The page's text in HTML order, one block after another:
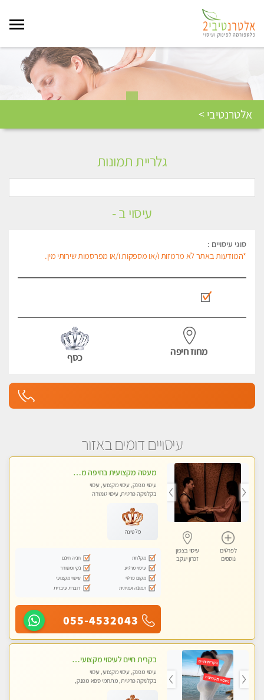
אלטרנטיבי >
עיסוי ב -
סוגי עיסויים :
*המודעות באתר לא מרמזות ו/או מספקות ו/או מפרסמות שירותי מין.
מחוז חיפה כסף
גלריית תמונות
עיסויים דומים באזור
לפרטים
נוספים
עיסוי בצפון
זכרון יעקב
מעסה מקצועית בחיפה מעסה קלאסית ומפנקת להתקשר דרך -0505750417 WhatsApp מוזמן לחוויה בלתי נשכחת!!
עיסוי מפנק, עיסוי מקצועי, עיסוי
בקלניקה פרטית, עיסוי טנטרה
פלטינה
מקלחת
חניה חינם
עיסוי מרגיע
נקי ומסודר
מקום פרטי
עיסוי מקצועי
תמונה אמיתית
דוברת עיברית
055-4532043
בקרית חיים לעיסוי מקצועי ואיכותי מומלץ
עיסוי מפנק, עיסוי מקצועי, עיסוי
בקלניקה פרטית, מתחמי ספא מפנק,